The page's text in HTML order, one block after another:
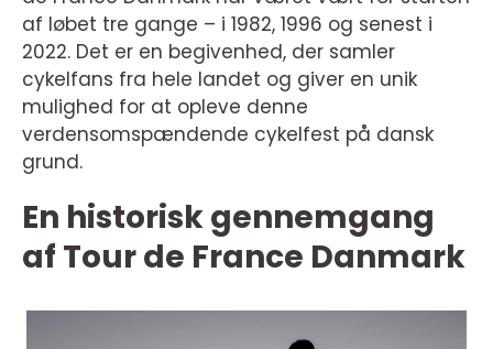
af løbet tre gange – i 1982, 1996 og senest i
2022. Det er en begivenhed, der samler
cykelfans fra hele landet og giver en unik
mulighed for at opleve denne
verdensomspændende cykelfest på dansk
grund.
En historisk gennemgang
af Tour de France Danmark